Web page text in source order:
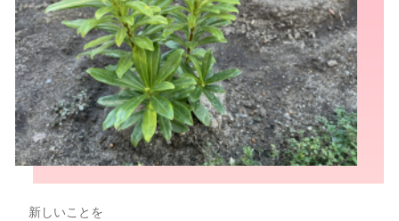
新しいことを